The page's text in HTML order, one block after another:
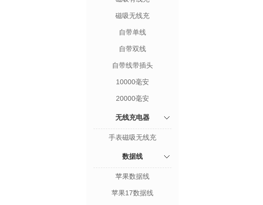
磁吸无线充
自带单线
自带双线
自带线带插头
10000毫安
20000毫安
无线充电器
手表磁吸无线充
数据线
苹果数据线
苹果17数据线